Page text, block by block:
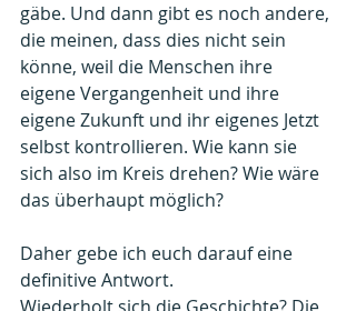
gäbe. Und dann gibt es noch andere,
die meinen, dass dies nicht sein
könne, weil die Menschen ihre
eigene Vergangenheit und ihre
eigene Zukunft und ihr eigenes Jetzt
selbst kontrollieren. Wie kann sie
sich also im Kreis drehen? Wie wäre
das überhaupt möglich?
Daher gebe ich euch darauf eine
definitive Antwort.